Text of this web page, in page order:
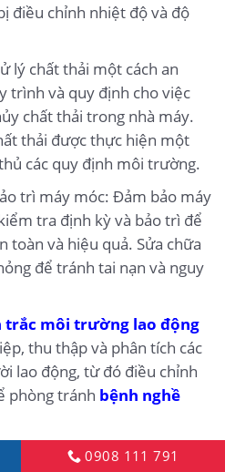
điều chỉnh nhiệt độ và độ
lý chất thải một cách an
trình và quy định cho việc
chất thải trong nhà máy.
thải được thực hiện một
các quy định môi trường.
trì máy móc: Đảm bảo máy
tra định kỳ và bảo trì để
toàn và hiệu quả. Sửa chữa
để tránh tai nạn và nguy
trắc môi trường lao động
thu thập và phân tích các
lao động, từ đó điều chỉnh
phòng tránh bệnh nghề
0908 111 791